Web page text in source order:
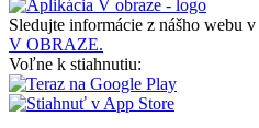
Sledujte informácie z nášho webu v
V OBRAZE.
Voľne k stiahnutiu: